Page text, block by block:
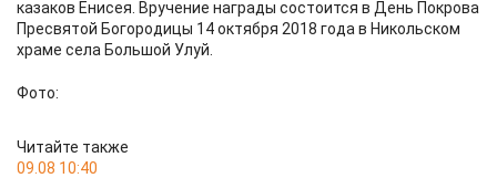
казаков Енисея. Вручение награды состоится в День Покрова
Пресвятой Богородицы 14 октября 2018 года в Никольском
храме села Большой Улуй.
Фото:
Читайте также
09.08 10:40